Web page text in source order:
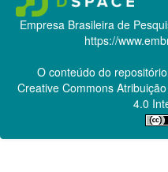
Empresa Brasileira de
https://
O conteúdo do
Creative CommonsAtribuição
4.0